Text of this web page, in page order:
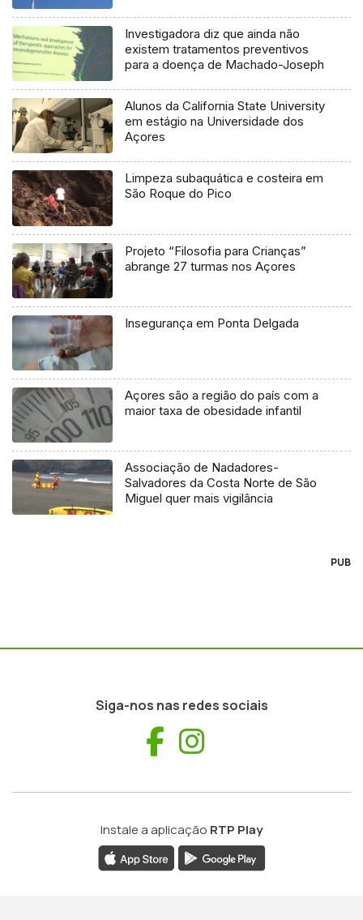
Investigadora diz que ainda não
existem tratamentos preventivos
para a doença de Machado-Joseph
Alunos da California State University
em estágio na Universidade dos
Açores
Limpeza subaquática e costeira em
São Roque do Pico
Projeto “Filosofia para Crianças”
abrange 27 turmas nos Açores
Insegurança em Ponta Delgada
Açores são a região do país com a
maior taxa de obesidade infantil
Associação de Nadadores-
Salvadores da Costa Norte de São
Miguel quer mais vigilância
PUB
Siga-nos nas redes sociais
Facebook
Instale a aplicação RTP Play